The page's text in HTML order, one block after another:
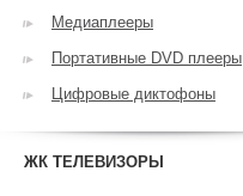
Медиаплееры
Портативные DVD плееры
Цифровые диктофоны
ЖК ТЕЛЕВИЗОРЫ